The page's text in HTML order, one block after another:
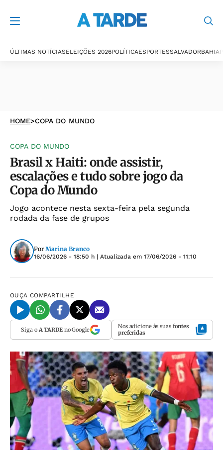
ÚLTIMAS NOTÍCIASELEIÇÕES 2026POLÍTICAESPORTESSALVADORBAHIA
HOME>COPA DO MUNDO
COPA DO MUNDO
Brasil x Haiti: onde assistir,
escalações e tudo sobre jogo da
Copa do Mundo
Jogo acontece nesta sexta-feira pela segunda
rodada da fase de grupos
Por Marina Branco
16/06/2026 - 18:50 h | Atualizada em 17/06/2026 - 11:10
OUÇA COMPARTILHE
Siga o A TARDEno Google Nos adicione às suas fontes
preferidas